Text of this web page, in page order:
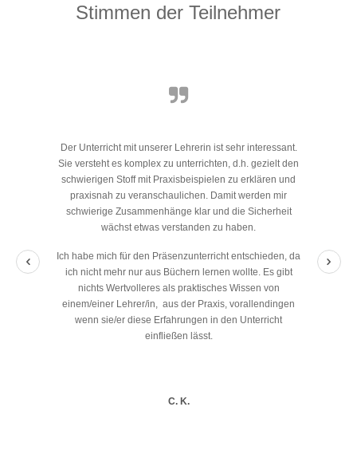
Stimmen der Teilnehmer
Der Unterricht mit unserer Lehrerin ist sehr interessant.
Sie versteht es komplex zu unterrichten, d.h. gezielt den
schwierigen Stoff mit Praxisbeispielen zu erklären und
praxisnah zu veranschaulichen. Damit werden mir
schwierige Zusammenhänge klar und die Sicherheit
wächst etwas verstanden zu haben.
Ich habe mich für den Präsenzunterricht entschieden, da
ich nicht mehr nur aus Büchern lernen wollte. Es gibt
nichts Wertvolleres als praktisches Wissen von
einem/einer Lehrer/in, aus der Praxis, vorallendingen
wenn sie/er diese Erfahrungen in den Unterricht
einfließen lässt.
C. K.